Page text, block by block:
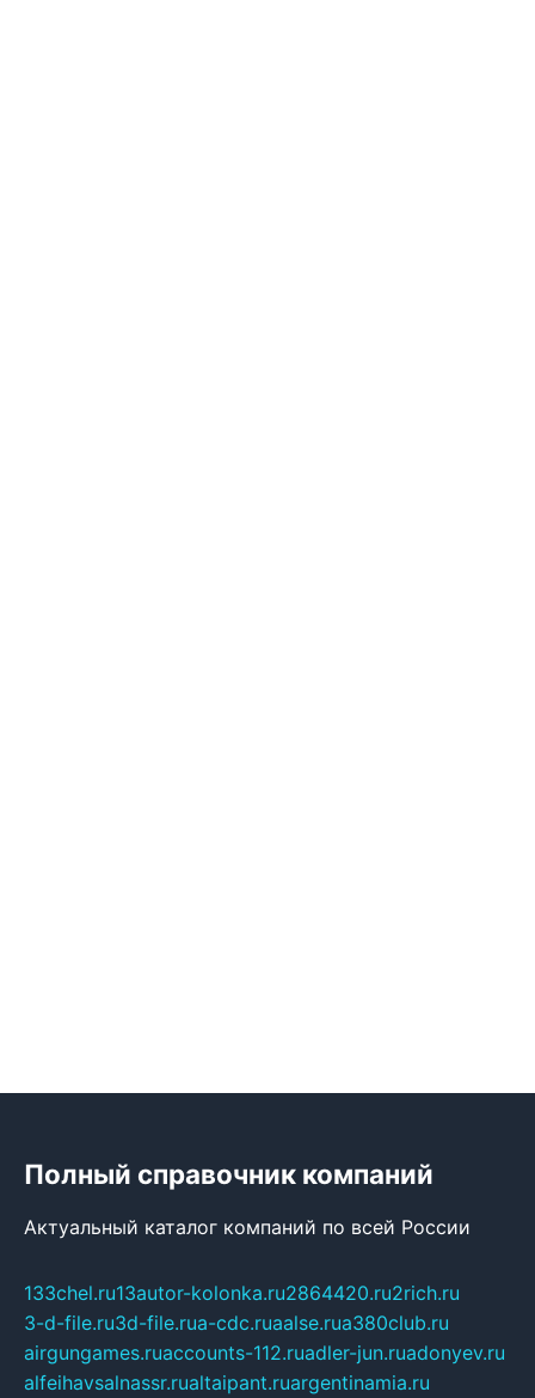
Полный справочник компаний
Актуальный каталог компаний по всей России
133chel.ru13autor-kolonka.ru2864420.ru2rich.ru
3-d-file.ru3d-file.rua-cdc.ruaalse.rua380club.ru
airgungames.ruaccounts-112.ruadler-jun.ruadonyev.ru
alfeihavsalnassr.rualtaipant.ruargentinamia.ru